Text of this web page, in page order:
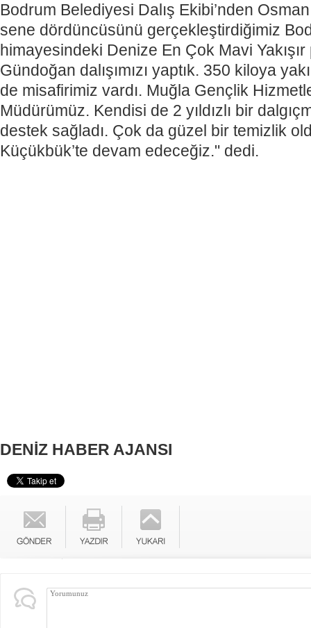
Bodrum Belediyesi Dalış Ekibi’nden
sene dördüncüsünü gerçekleştirdiğimiz
himayesindeki Denize En Çok Mavi
Gündoğan dalışımızı yaptık. 350 kiloya
de misafirimiz vardı. Muğla Gençlik
Müdürümüz. Kendisi de 2 yıldızlı bir
destek sağladı. Çok da güzel bir temizlik
Küçükbük’te devam edeceğiz." dedi.
DENİZ HABER AJANSI